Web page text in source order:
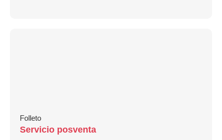
Folleto
Servicio posventa